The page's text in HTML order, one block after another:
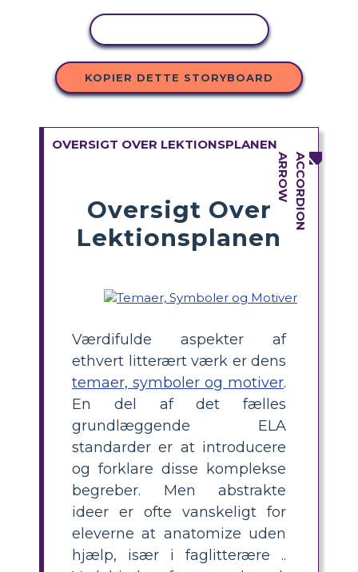
KOPIER DETTE STORYBOARD
OVERSIGT OVER LEKTIONSPLANEN
Oversigt Over
Lektionsplanen
Værdifulde aspekter af
ethvert litterært værk er dens
temaer, symboler og motiver.
En del af det fælles
grundlæggende ELA
standarder er at introducere
og forklare disse komplekse
begreber. Men abstrakte
ideer er ofte vanskeligt for
eleverne at anatomize uden
hjælp, især i faglitterære ..